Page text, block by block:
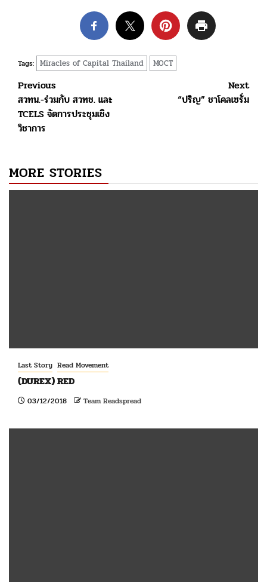
Tags: Miracles of Capital Thailand MOCT
Post
navigation
Previous
สวทน.-ร่วมกับ สวทช. และ
TCELS จัดการประชุมเชิง
วิชาการ
Next
“ปริญ” ชาโคลเซรั่ม
MORE STORIES
Last Story Read Movement
(DUREX) RED
03/12/2018 Team Readspread